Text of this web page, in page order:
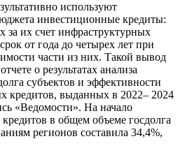
используют
инвестиционные кредиты:
за их счет инфраструктурных
от года до четырех лет при
части из них. Такой вывод
о результатах анализа
субъектов и эффективности
кредитов, выданных в 2022– 2024
«Ведомости». На начало
в общем объеме госдолга
регионов составила 34,4%,